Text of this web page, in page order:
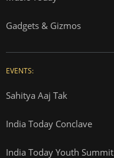
Gadgets & Gizmos
EVENTS:
Sahitya Aaj Tak
India Today Conclave
India Today Youth Summit